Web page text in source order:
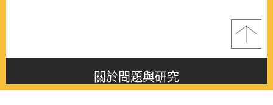
關於問題與研究
About this journal